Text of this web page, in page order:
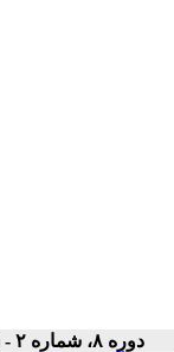
دوره ۸، شماره ۲ - ( دوفصلنامه ۱۴۰۳ )